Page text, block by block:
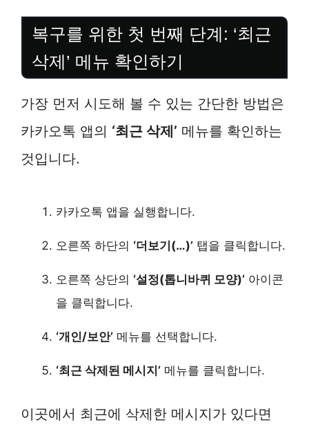
복구를 위한 첫 번째 단계: ‘최근
삭제’ 메뉴 확인하기
가장 먼저 시도해 볼 수 있는 간단한 방법은
카카오톡 앱의 ‘최근 삭제’ 메뉴를 확인하는
것입니다.
카카오톡 앱을 실행합니다.
오른쪽 하단의 ‘더보기(…)’ 탭을 클릭합니다.
오른쪽 상단의 ‘설정(톱니바퀴 모양)’ 아이콘
을 클릭합니다.
‘개인/보안’ 메뉴를 선택합니다.
‘최근 삭제된 메시지’ 메뉴를 클릭합니다.
이곳에서 최근에 삭제한 메시지가 있다면